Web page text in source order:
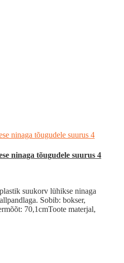
ninaga tõugudele suurus 4
suukorv lühikse ninaga
Sobib: bokser,
70,1cmToote materjal,